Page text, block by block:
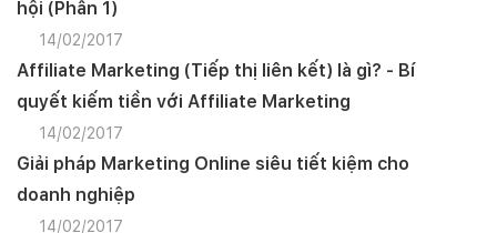
hội (Phần 1)
14/02/2017
Affiliate Marketing (Tiếp thị liên kết) là gì? - Bí
quyết kiếm tiền với Affiliate Marketing
14/02/2017
Giải pháp Marketing Online siêu tiết kiệm cho
doanh nghiệp
14/02/2017